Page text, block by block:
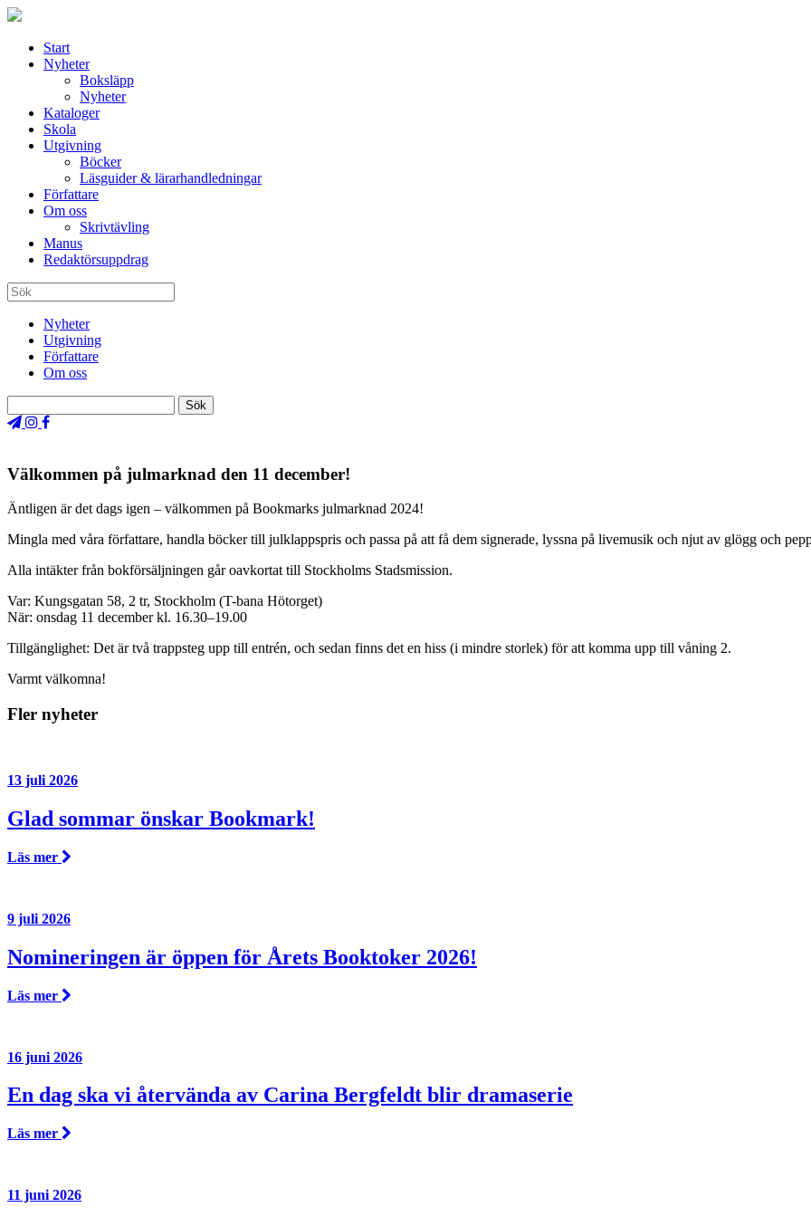
Start
Nyheter
Boksläpp
Nyheter
Kataloger
Skola
Utgivning
Böcker
Läsguider & lärarhandledningar
Författare
Om oss
Skrivtävling
Manus
Redaktörsuppdrag
Nyheter
Utgivning
Författare
Om oss
Välkommen på julmarknad den 11 december!
Äntligen är det dags igen – välkommen på Bookmarks julmarknad 2024!
Mingla med våra författare, handla böcker till julklappspris och passa på att få dem signerade, lyssna på livemusik och njut av glögg och
Alla intäkter från bokförsäljningen går oavkortat till Stockholms Stadsmission.
Var: Kungsgatan 58, 2 tr, Stockholm (T-bana Hötorget)
När: onsdag 11 december kl. 16.30–19.00
Tillgänglighet: Det är två trappsteg upp till entrén, och sedan finns det en hiss (i mindre storlek) för att komma upp till våning 2.
Varmt välkomna!
Fler nyheter
13 juli 2026
Glad sommar önskar Bookmark!
Läs mer
9 juli 2026
Nomineringen är öppen för Årets Booktoker 2026!
Läs mer
16 juni 2026
En dag ska vi återvända av Carina Bergfeldt blir dramaserie
Läs mer
11 juni 2026